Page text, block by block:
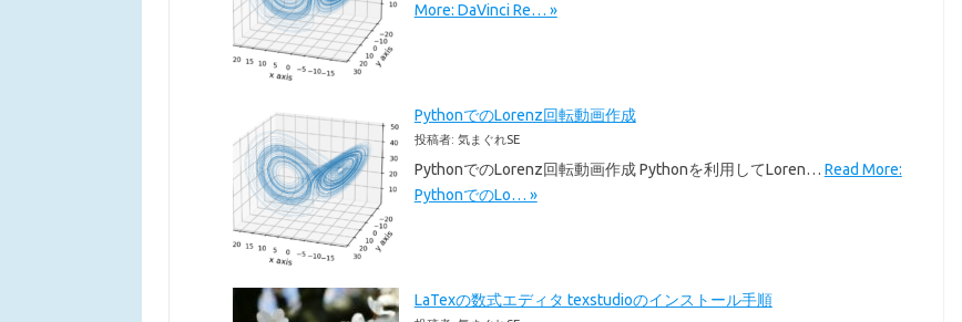
More: DaVinci Re… »
PythonでのLorenz回転動画作成
投稿者: 気まぐれSE
PythonでのLorenz回転動画作成 Pythonを利用してLoren… Read More:
PythonでのLo… »
LaTexの数式エディタ texstudioのインストール手順